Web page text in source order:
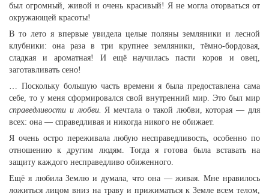
был огромный, живой и очень красивый! Я не могла оторваться от
окружающей красоты!
В то лето я впервые увидела целые поляны земляники и лесной
клубники: она раза в три крупнее земляники, тёмно-бордовая,
сладкая и ароматная! И ещё научилась пасти коров и овец,
заготавливать сено!
… Поскольку большую часть времени я была предоставлена сама
себе, то у меня сформировался свой внутренний мир. Это был мир
справедливости и любви. Я мечтала о такой любви, которая — для
всех: она — справедливая и никогда никого не обижает.
Я очень остро переживала любую несправедливость, особенно по
отношению к другим людям. Тогда я готова была вставать на
защиту каждого несправедливо обиженного.
Ещё я любила Землю и думала, что она — живая. Мне нравилось
ложиться лицом вниз на траву и прижиматься к Земле всем телом,